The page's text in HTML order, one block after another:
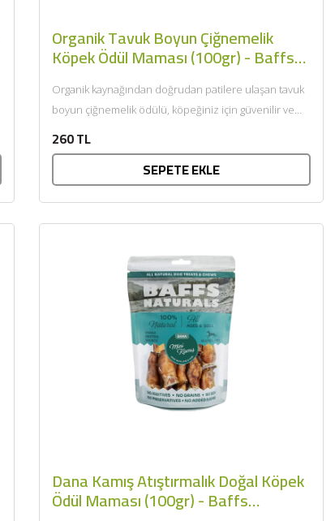
Organik Tavuk Boyun Çiğnemelik
Köpek Ödül Maması (100gr) - Baffs
Naturals
Organik kaynağından doğrudan patilere ulaşan tavuk
boyun çiğnemelik ödülü, köpeğiniz için güvenilir ve
260 TL
SEPETE EKLE
Dana Kamış Atıştırmalık Doğal Köpek
Ödül Maması (100gr) - Baffs